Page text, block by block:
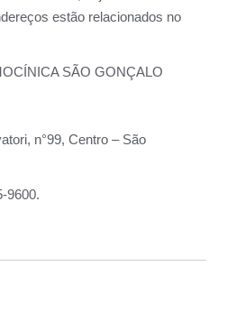
estão relacionados no
SÃO GONÇALO
n°99, Centro – São
9600.